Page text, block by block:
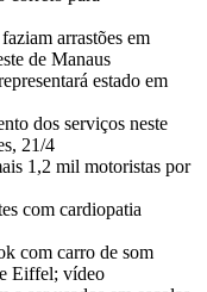
arrastões em
de Manaus
estado em
dos serviços neste
21/4
1,2 mil motoristas por
com cardiopatia
com carro de som
Eiffel; vídeo